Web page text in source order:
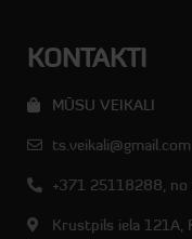
KONTAKTI
MŪSU VEIKALI
ts.veikali@gmail.com
+371 25118288,
Krustpils iela 121A,